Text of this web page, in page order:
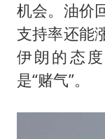
机会。油价
支持率还能
伊朗的态
是“赌气”。